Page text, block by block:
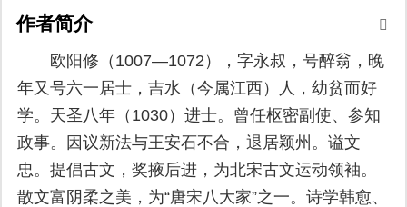
作者简介
欧阳修（1007—1072），字永叔，号醉翁，晚
年又号六一居士，吉水（今属江西）人，幼贫而好
学。天圣八年（1030）进士。曾任枢密副使、参知
政事。因议新法与王安石不合，退居颖州。谥文
忠。提倡古文，奖掖后进，为北宋古文运动领袖。
散文富阴柔之美，为“唐宋八大家”之一。诗学韩愈、